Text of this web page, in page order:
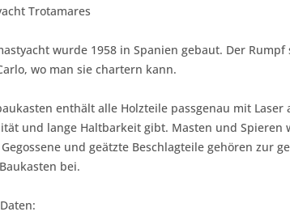
Trotamares
wurde 1958 in Spanien gebaut. Der
wo man sie chartern kann.
enthält alle Holzteile passgenau mit
und lange Haltbarkeit gibt. Masten und
und geätzte Beschlagteile gehören zur
bei.